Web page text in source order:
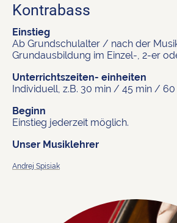
Kontrabass
Einstieg
Ab Grundschulalter / nach der
Grundausbildung im Einzel-, 2-er
Unterrichtszeiten- einheiten
Individuell, z.B. 30 min / 45 min / 60
Beginn
Einstieg jederzeit möglich.
Unser Musiklehrer
Andrej Spisiak